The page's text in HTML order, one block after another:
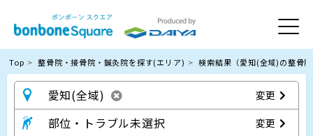
Top 整骨院・接骨院・鍼灸院を探す(エリア) 検索結果（愛知(全域)の整骨
愛知(全域) 変更
部位・トラブル未選択 変更